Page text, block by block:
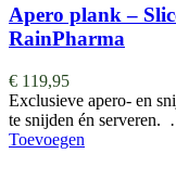
Apero plank –
RainPharma
€ 119,95
Exclusieve apero- en
te snijden én serveren.
Toevoegen